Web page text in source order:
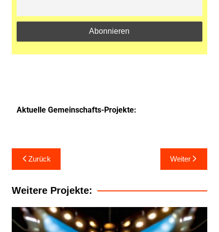
Aktuelle Gemeinschafts-Projekte:
Zurück Weiter
Weitere Projekte: